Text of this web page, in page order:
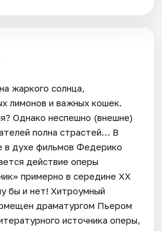
жаркого солнца,
лимонов и важных кошек.
Однако неспешно (внешне)
полна страстей… В
в духе фильмов Федерико
действие оперы
примерно в середине XX
бы и нет! Хитроумный
драматургом Пьером
источника оперы,